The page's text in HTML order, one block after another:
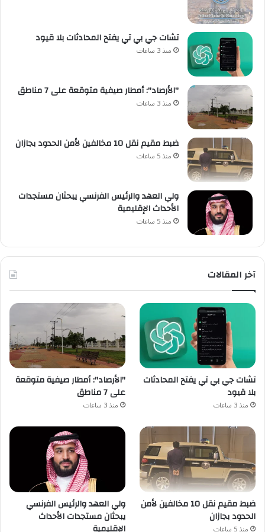
تشات جي بي تي يفتح المحادثات بلا قيود
منذ 3 ساعات
"الأرصاد": أمطار صيفية متوقعة على 7 مناطق
منذ 3 ساعات
ضبط مقيم نقل 10 مخالفين لأمن الحدود بجازان
منذ 5 ساعات
ولي العهد والرئيس الفرنسي يبحثان مستجدات
الأحداث الإقليمية
منذ 5 ساعات
آخر المقالات
تشات جي بي تي يفتح المحادثات
بلا قيود
منذ 3 ساعات
"الأرصاد": أمطار صيفية متوقعة
على 7 مناطق
منذ 3 ساعات
ضبط مقيم نقل 10 مخالفين لأمن
الحدود بجازان
منذ 5 ساعات
ولي العهد والرئيس الفرنسي
يبحثان مستجدات الأحداث
الإقليمية